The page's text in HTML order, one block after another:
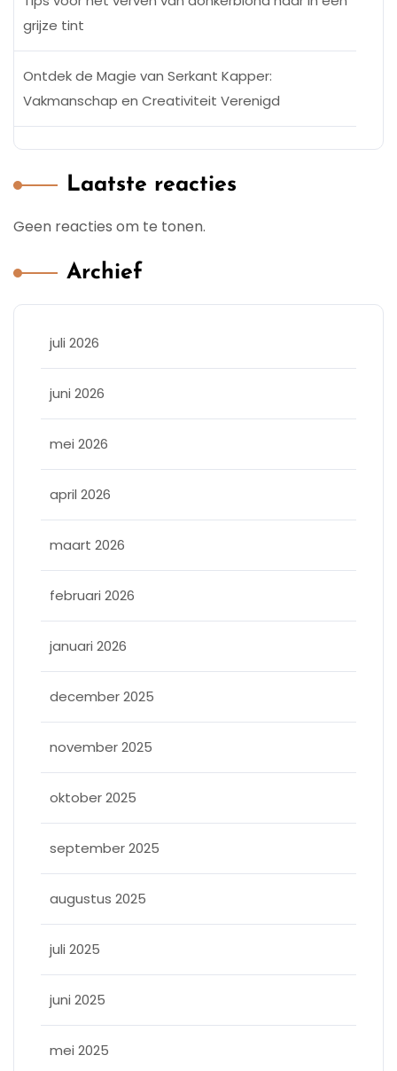
grijze tint
Ontdek de Magie van Serkant Kapper:
Vakmanschap en Creativiteit Verenigd
Laatste reacties
Geen reacties om te tonen.
Archief
juli 2026
juni 2026
mei 2026
april 2026
maart 2026
februari 2026
januari 2026
december 2025
november 2025
oktober 2025
september 2025
augustus 2025
juli 2025
juni 2025
mei 2025